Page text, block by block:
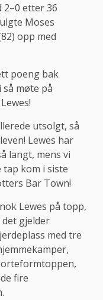
etter 36
Moses
opp med
poeng bak
så møte på
utsolgt, så
Lewes har
langt, mens vi
tap kom i siste
Bar Town!
Lewes på topp,
det gjelder
med tre
fire